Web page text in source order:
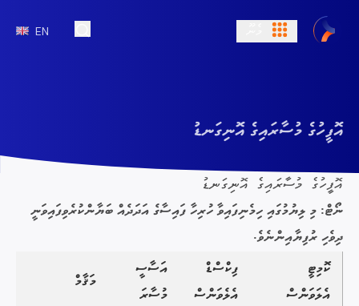
EN
އޮފީހުގެ މުސާރައިގެ އޮނިގަނޑު
އޮފީހުގެ މުސާރައިގެ އޮނިގަނޑު
ނޯޓް: މި ލިޔުމުގައި ހިމެނިފައިވާ ހުރިހާ ފައިސާގެ އަދަދެއް ބަޔާންކުރެވިފައިވަނީ
ދިވެހި ރުފިޔާއިންނެވެ.
ކޮމިޓީ
އެލަވަންސް
ފިކްސްޑް
އެލެވަންސް
އަސާސީ
މުސާރަ
މަޤާމް